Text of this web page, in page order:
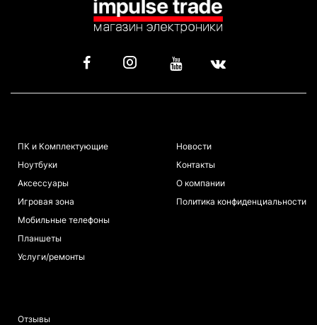
ПК и Комплектующие
Ноутбуки
Аксессуары
Игровая зона
Мобильные телефоны
Планшеты
Услуги/ремонты
Новости
Контакты
О компании
Политика конфиденциальности
Отзывы